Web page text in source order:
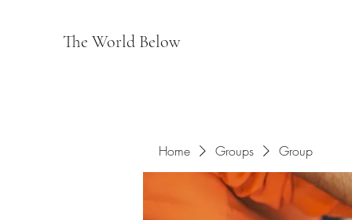
The World Below
Home Groups Group